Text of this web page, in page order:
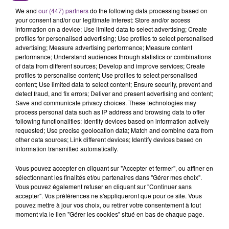
région.
TITRES DIFFUSÉS
14h43
14h43 14h40
14h40
We and our (447) partnersdo the following data processing based on
your consent and/or our legitimate interest: Store and/or access
information on a device; Use limited data to select advertising; Create
profiles for personalised advertising; Use profiles to select personalised
advertising; Measure advertising performance; Measure content
performance; Understand audiences through statistics or combinations
of data from different sources; Develop and improve services; Create
profiles to personalise content; Use profiles to select personalised
content; Use limited data to select content; Ensure security, prevent and
detect fraud, and fix errors; Deliver and present advertising and content;
Save and communicate privacy choices. These technologies may
process personal data such as IP address and browsing data to offer
following functionalities: Identify devices based on information actively
requested; Use precise geolocation data; Match and combine data from
other data sources; Link different devices; Identify devices based on
information transmitted automatically.
Vous pouvez accepter en cliquant sur "Accepter et fermer", ou affiner en
sélectionnant les finalités et/ou partenaires dans "Gérer mes choix".
Vous pouvez également refuser en cliquant sur "Continuer sans
accepter". Vos préférences ne s'appliqueront que pour ce site. Vous
pouvez mettre à jour vos choix, ou retirer votre consentement à tout
moment via le lien "Gérer les cookies" situé en bas de chaque page.